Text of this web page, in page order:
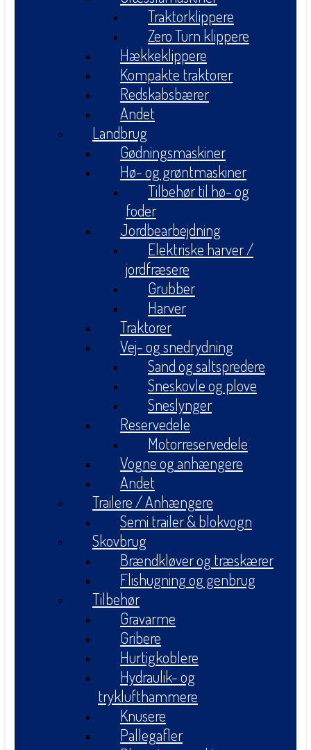
Traktorklippere
Zero Turn klippere
Hækkeklippere
Kompakte traktorer
Redskabsbærer
Andet
Landbrug
Gødningsmaskiner
Hø- og grøntmaskiner
Tilbehør til hø- og
foder
Jordbearbejdning
Elektriske harver /
jordfræsere
Grubber
Harver
Traktorer
Vej- og snedrydning
Sand og saltspredere
Sneskovle og plove
Sneslynger
Reservedele
Motorreservedele
Vogne og anhængere
Andet
Trailere / Anhængere
Semi trailer & blokvogn
Skovbrug
Brændkløver og træskærer
Flishugning og genbrug
Tilbehør
Gravarme
Gribere
Hurtigkoblere
Hydraulik- og
tryklufthammere
Knusere
Pallegafler